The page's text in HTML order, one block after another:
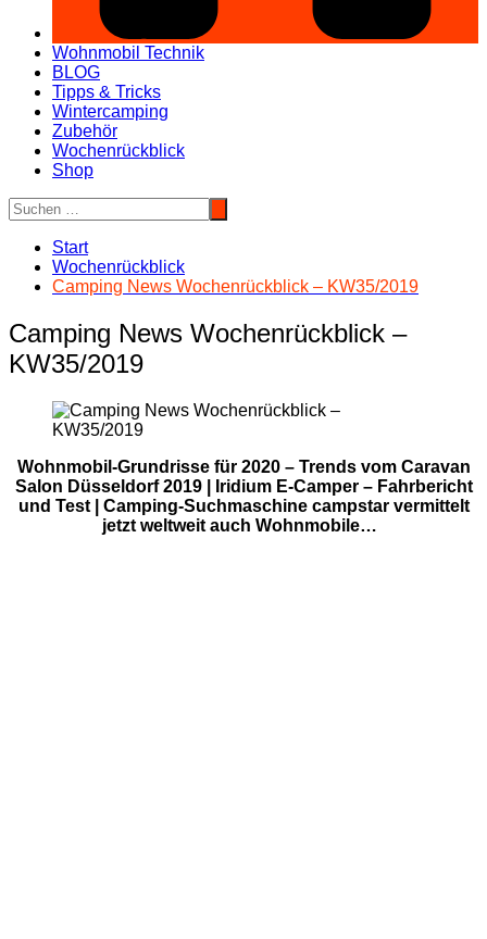
Wohnmobil Technik
BLOG
Tipps & Tricks
Wintercamping
Zubehör
Wochenrückblick
Shop
Start
Wochenrückblick
Camping News Wochenrückblick – KW35/2019
Camping News Wochenrückblick –
KW35/2019
Wohnmobil-Grundrisse für 2020 – Trends vom Caravan
Salon Düsseldorf 2019 | Iridium E-Camper – Fahrbericht
und Test | Camping-Suchmaschine campstar vermittelt
jetzt weltweit auch Wohnmobile…